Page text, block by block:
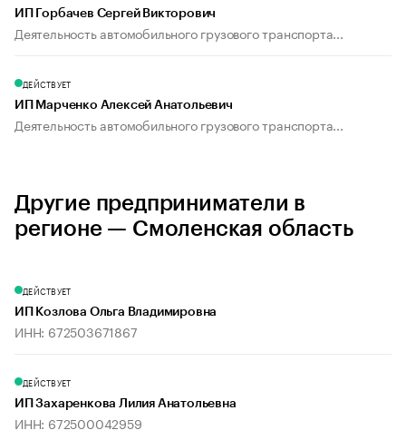
ИП Горбачев Сергей Викторович
Деятельность автомобильного грузового транспорта...
ДЕЙСТВУЕТ
ИП Марченко Алексей Анатольевич
Деятельность автомобильного грузового транспорта...
Другие предприниматели в
регионе — Смоленская область
ДЕЙСТВУЕТ
ИП Козлова Ольга Владимировна
ИНН: 672503671867
ДЕЙСТВУЕТ
ИП Захаренкова Лилия Анатольевна
ИНН: 672500042959